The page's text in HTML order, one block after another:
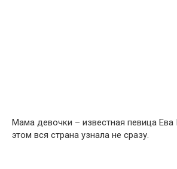
Мама девочки – известная певица
этом вся страна узнала не сразу.